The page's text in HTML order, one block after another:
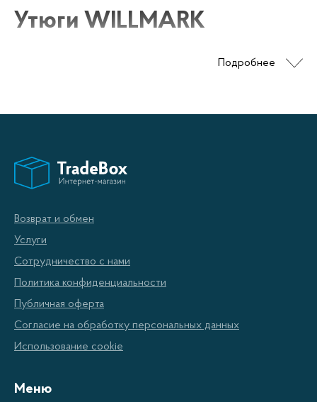
Подробнее
Утюги WILLMARK
Утюги WILLMARK представляют собой
Особенности утюгов WILLMARK
Утюги WILLMARK имеют мощность от 2500
до 3500 Вт, что позволяет получить отличные
результаты глажки даже при больших
нагрузках.
Устойчивая наполненность пара позволяет
качественно и быстро производить гладку с
Уникальный дизайн утюгов позволяет им
Возврат и обмен
Услуги
Сотрудничество с нами
Политика конфиденциальности
Публичная оферта
Согласие на обработку персональных данных
Использование cookie
Меню